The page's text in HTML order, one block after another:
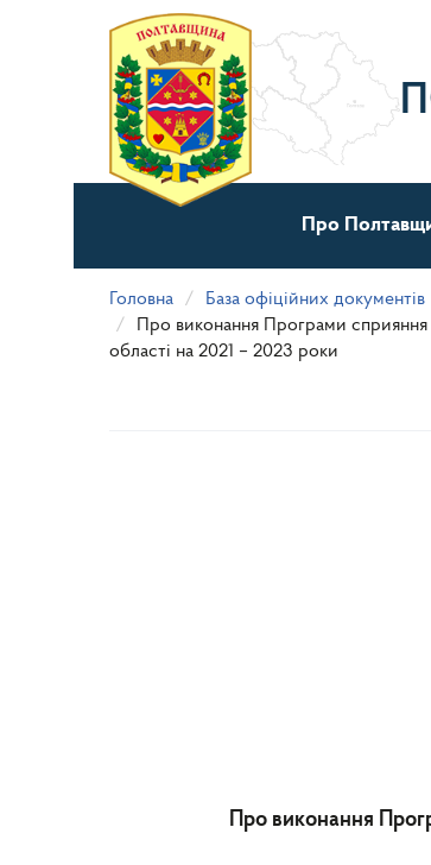
матеріалу
Про
Головна
База офіційних документів
Про виконання Програми
області на 2021 – 2023 роки
Про виконання